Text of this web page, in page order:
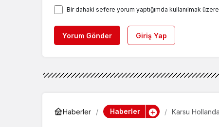
Bir dahaki sefere yorum yaptığımda kullanılmak
Yorum Gönder Giriş Yap
Haberler Haberler Karsu